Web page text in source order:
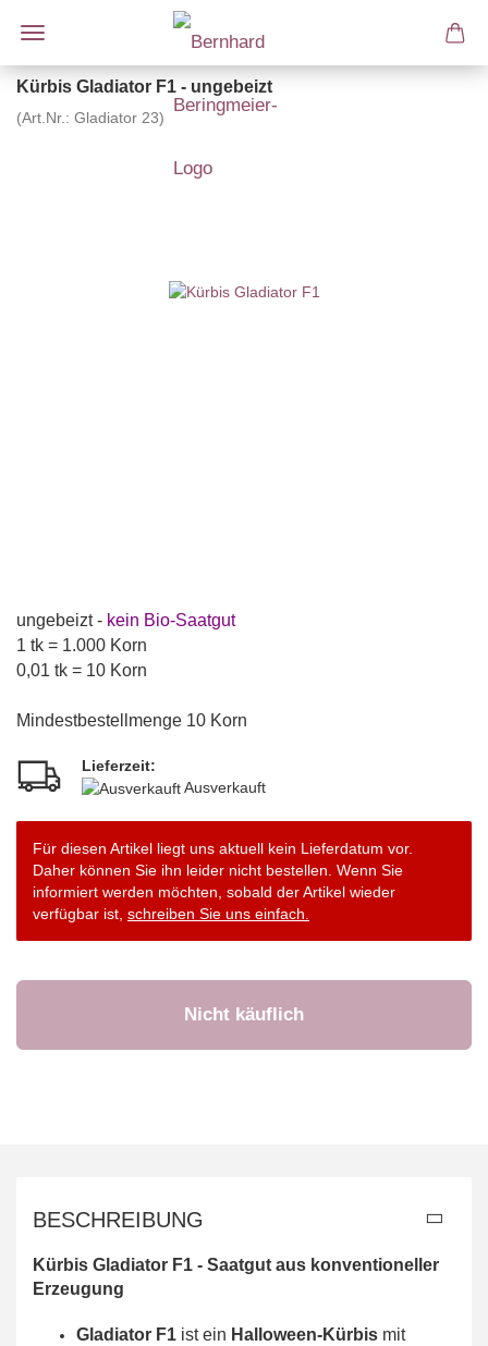
Kürbis Gladiator F1 - ungebeizt
(Art.Nr.: Gladiator 23)
ungebeizt - kein Bio-Saatgut
1 tk = 1.000 Korn
0,01 tk = 10 Korn
Mindestbestellmenge 10 Korn
Lieferzeit:
Ausverkauft
Für diesen Artikel liegt uns aktuell kein Lieferdatum vor.
Daher können Sie ihn leider nicht bestellen. Wenn Sie
informiert werden möchten, sobald der Artikel wieder
verfügbar ist, schreiben Sie uns einfach.
BESCHREIBUNG
Kürbis Gladiator F1 - Saatgut aus konventioneller
Erzeugung
Gladiator F1 ist ein Halloween-Kürbis mit